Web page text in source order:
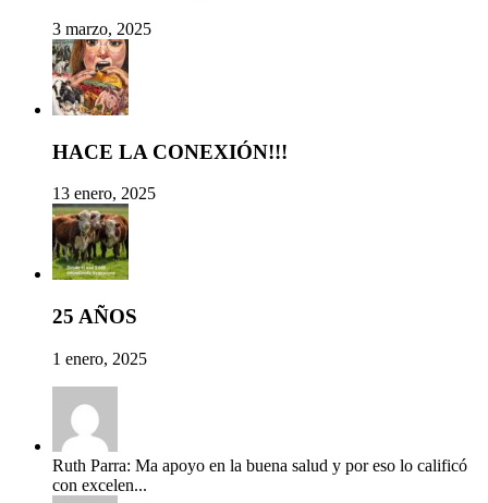
3 marzo, 2025
HACE LA CONEXIÓN!!!
13 enero, 2025
25 AÑOS
1 enero, 2025
Ruth Parra: Ma apoyo en la buena salud y por eso lo calificó
con excelen...